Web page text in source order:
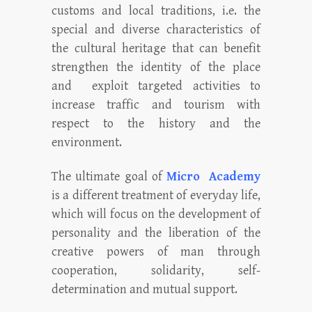
customs and local traditions, i.e. the
special and diverse characteristics of
the cultural heritage that can benefit
strengthen the identity of the place
and exploit targeted activities to
increase traffic and tourism with
respect to the history and the
environment.
The ultimate goal ofMicro Academy
is a different treatment of everyday life,
which will focus on the development of
personality and the liberation of the
creative powers of man through
cooperation, solidarity, self-
determination and mutual support.